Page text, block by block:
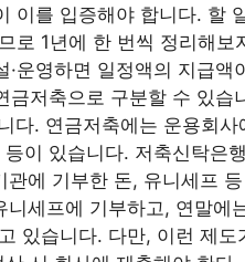
이를 입증해야 합니다. 할
로 1년에 한 번씩 정리해보
운영하면 일정액의 지급
저축으로 구분할 수 있습
다. 연금저축에는 운용회
이 있습니다. 저축신탁은
에 기부한 돈, 유니세프
세프에 기부하고, 연말에
있습니다. 다만, 이런 제